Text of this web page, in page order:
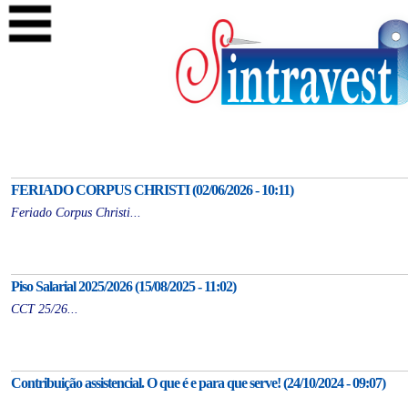
FERIADO CORPUS CHRISTI (02/06/2026 - 10:11)
Feriado Corpus Christi...
Piso Salarial 2025/2026 (15/08/2025 - 11:02)
CCT 25/26...
Contribuição assistencial. O que é e para que serve! (24/10/2024 - 09:07)